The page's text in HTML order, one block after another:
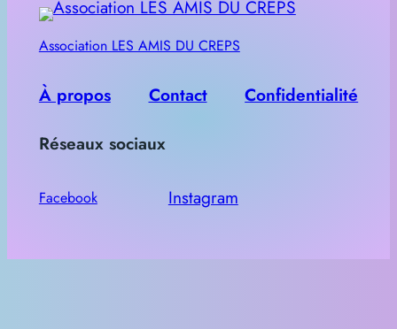
Association LES AMIS DU CREPS
À propos Contact
Confidentialité
Réseaux sociaux
Facebook Instagram